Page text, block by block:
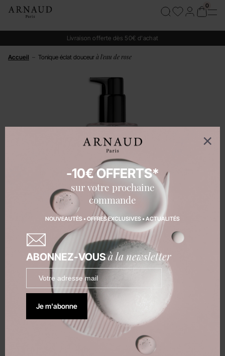
Livraison offerte dès 50€ d'achat
Accueil – Tonique éclat douceur à l'eau de rose
-10€ OFFERTS*
sur votre prochaine
commande
NOUVEAUTÉS • OFFRES EXCLUSIVES • ACTUALITÉS
ABONNEZ-VOUS à la newsletter
Je m'abonne